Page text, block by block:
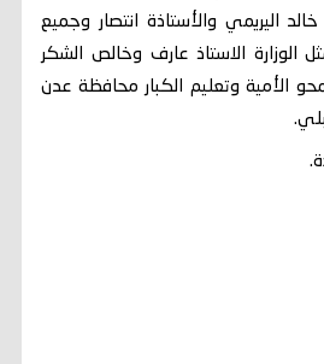
اليريمي والأستاذة انتصار وجميع
الوزارة الاستاذ عارف وخالص الشكر
لمحو الأمية وتعليم الكبار محافظة عدن